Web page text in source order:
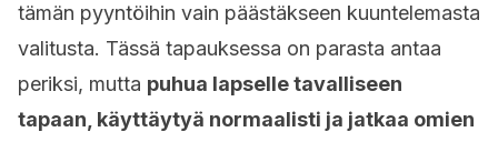
tämän pyyntöihin vain päästäkseen kuuntelemasta
valitusta. Tässä tapauksessa on parasta antaa
periksi, mutta puhua lapselle tavalliseen
tapaan, käyttäytyä normaalisti ja jatkaa omien